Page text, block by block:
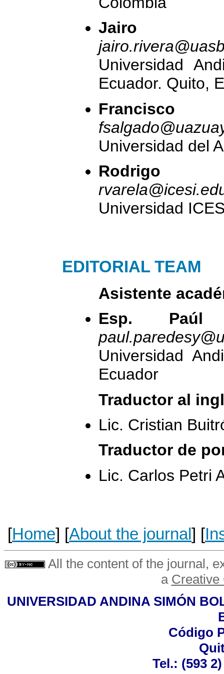
Jairo
Universidad
Ecuador. Quito,
Francisco
Universidad del
Rodrigo
Universidad
EDITORIAL TEAM
Asistente
Esp. Paúl
Universidad
Ecuador
Traductor al
Lic. Cristian
Traductor de
Lic. Carlos Petri
[Home] [About the journal] [
All the content of the journal,
a Creative
UNIVERSIDAD ANDINA SIMÓN
Código
Tel.: (593